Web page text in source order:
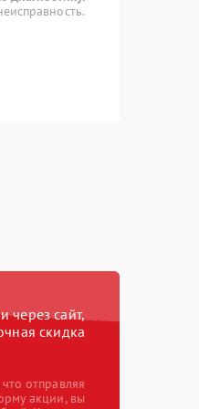
через сайт,
скидка
отправляя
акции, вы